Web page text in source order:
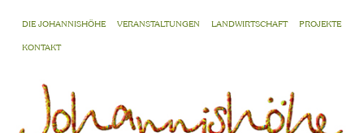
DIE JOHANNISHÖHE VERANSTALTUNGEN LANDWIRTSCHAFT PROJEKTE
KONTAKT